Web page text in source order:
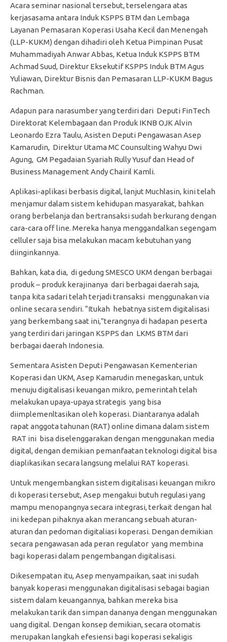
Acara seminar nasional tersebut, terselengara atas
kerjasasama antara Induk KSPPS BTM dan Lembaga
Layanan Pemasaran Koperasi Usaha Kecil dan Menengah
(LLP-KUKM) dengan dihadiri oleh Ketua Pimpinan Pusat
Muhammadiyah Anwar Abbas, Ketua Induk KSPPS BTM
Achmad Suud, Direktur Eksekutif KSPPS Induk BTM Agus
Yuliawan, Direktur Bisnis dan Pemasaran LLP-KUKM Bagus
Rachman.
Adapun para narasumber yang terdiri dari Deputi FinTech
Direktorat Kelembagaan dan Produk IKNB OJK Alvin
Leonardo Ezra Taulu, Asisten Deputi Pengawasan Asep
Kamarudin, Direktur Utama MC Counsulting Wahyu Dwi
Agung, GM Pegadaian Syariah Rully Yusuf dan Head of
Business Management Andy Chairil Kamli.
Aplikasi-aplikasi berbasis digital, lanjut Muchlasin, kini telah
menjamur dalam sistem kehidupan masyarakat, bahkan
orang berbelanja dan bertransaksi sudah berkurang dengan
cara-cara off line. Mereka hanya menggandalkan segengam
celluler saja bisa melakukan macam kebutuhan yang
diinginkannya.
Bahkan, kata dia, di gedung SMESCO UKM dengan berbagai
produk – produk kerajinanya dari berbagai daerah saja,
tanpa kita sadari telah terjadi transaksi menggunakan via
online secara sendiri. “Itukah hebatnya sistem digitalisasi
yang berkembang saat ini,”terangnya di hadapan peserta
yang terdiri dari jaringan KSPPS dan LKMS BTM dari
berbagai daerah Indonesia.
Sementara Asisten Deputi Pengawasan Kementerian
Koperasi dan UKM, Asep Kamarudin menegaskan, untuk
menuju digitalisasi keuangan mikro, pemerintah telah
melakukan upaya-upaya strategis yang bisa
diimplemenltasikan oleh koperasi. Diantaranya adalah
rapat anggota tahunan (RAT) online dimana dalam sistem
RAT ini bisa diselenggarakan dengan menggunakan media
digital, dengan demikian pemanfaatan teknologi digital bisa
diaplikasikan secara langsung melalui RAT koperasi.
Untuk mengembangkan sistem digitalisasi keuangan mikro
di koperasi tersebut, Asep mengakui butuh regulasi yang
mampu menopangnya secara integrasi, terkait dengan hal
ini kedepan pihaknya akan merancang sebuah aturan-
aturan dan pedoman digitaliasi koperasi. Dengan demikian
secara pengawasan ada peran regulator yang membina
bagi koperasi dalam pengembangan digitalisasi.
Dikesempatan itu, Asep menyampaikan, saat ini sudah
banyak koperasi menggunakan digitalisasi sebagai bagian
sistem dalam keuangannya, bahkan mereka bisa
melakukan tarik dan simpan dananya dengan menggunakan
uang digital. Dengan konsep demikian, secara otomatis
merupakan langkah efesiensi bagi koperasi sekaligis